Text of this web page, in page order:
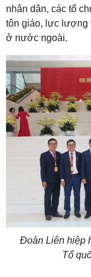
nhân dân, các tổ
tôn giáo, lực lượng
ở nước ngoài.
Đoàn Liên hiệp
Tổ